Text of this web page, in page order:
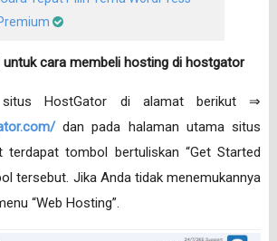
untuk cara membeli hosting di hostgator
situs HostGator di alamat berikut ⇒
dan pada halaman utama situs
terdapat tombol bertuliskan “Get Started
tersebut. Jika Anda tidak menemukannya
“Web Hosting”.